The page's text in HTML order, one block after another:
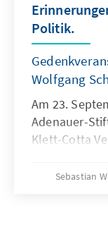
Politik.
Wolfgang
Am 23.
Adenauer-
Klett-Cotta
Sebastian